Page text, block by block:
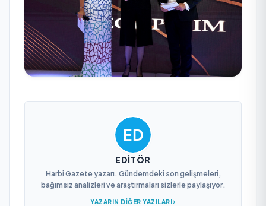
EDITÖR
Harbi Gazete yazarı. Gündemdeki son gelişmeleri,
bağımsız analizleri ve araştırmaları sizlerle paylaşıyor.
YAZARIN DIĞER YAZILARI